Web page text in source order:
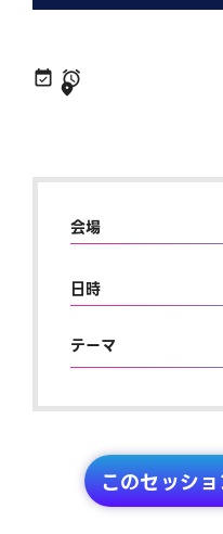
会場
日時
テーマ
このセッシ